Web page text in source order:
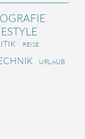
REISE
URLAUB